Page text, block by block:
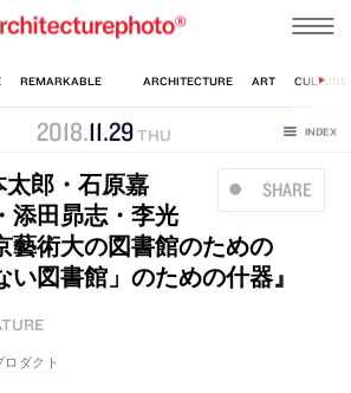
2018.11.29THU
SHARE
太郎・石原嘉
添田昴志・李光
藝術大の図書館のための
い図書館」のための什器』
ロダクト